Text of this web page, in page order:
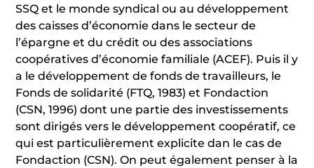
SSQ et le monde syndical ou au développement
des caisses d’économie dans le secteur de
l’épargne et du crédit ou des associations
coopératives d’économie familiale (ACEF). Puis il y
a le développement de fonds de travailleurs, le
Fonds de solidarité (FTQ, 1983) et Fondaction
(CSN, 1996) dont une partie des investissements
sont dirigés vers le développement coopératif, ce
qui est particulièrement explicite dan le cas de
Fondaction (CSN). On peut également penser à la